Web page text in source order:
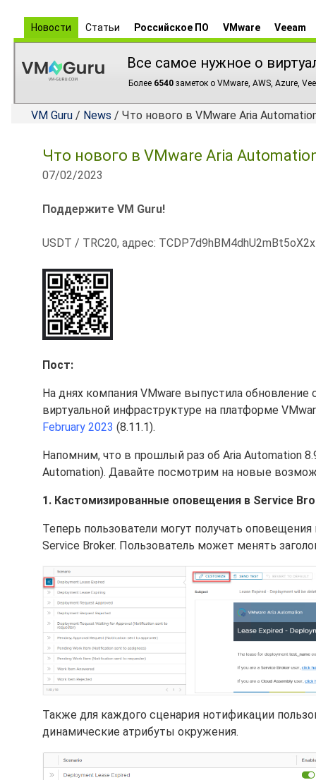
Новости Статьи Российское ПО VMware Veeam
Все самое нужное о
Более 6540 заметок о VMware, AWS, Azure,
VM Guru / News / Что нового в VMware Aria
Что нового в VMware Aria
07/02/2023
Поддержите VM Guru!
USDT / TRC20, адрес:
Пост:
На днях компания VMware выпустила
виртуальной инфраструктуре на платформе
February 2023 (8.11.1).
Напомним, что в прошлый раз об Aria Automation
Automation). Давайте посмотрим на новые
1. Кастомизированные оповещения в Service
Теперь пользователи могут получать
Service Broker. Пользователь может менять
Также для каждого сценария нотификации
динамические атрибуты окружения.